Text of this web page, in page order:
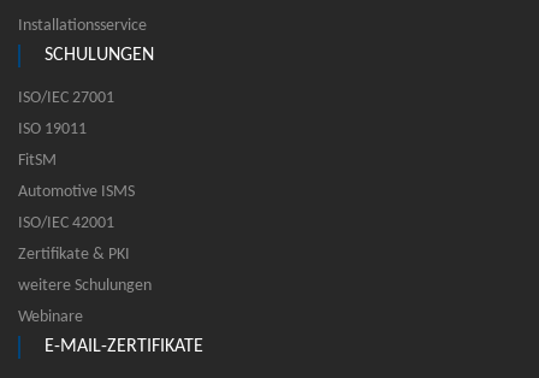
Installationsservice
SCHULUNGEN
ISO/IEC 27001
ISO 19011
FitSM
Automotive ISMS
ISO/IEC 42001
Zertifikate & PKI
weitere Schulungen
Webinare
E-MAIL-ZERTIFIKATE